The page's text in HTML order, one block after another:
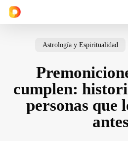
Skip
Cart
Astrología y Espiritualidad
cumplen:
personas que
antes